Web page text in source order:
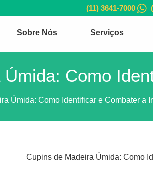
(11) 3641-7000
Sobre Nós Serviços
Como
Úmida: Como Identificar e Combater a
Cupins de Madeira Úmida: Como